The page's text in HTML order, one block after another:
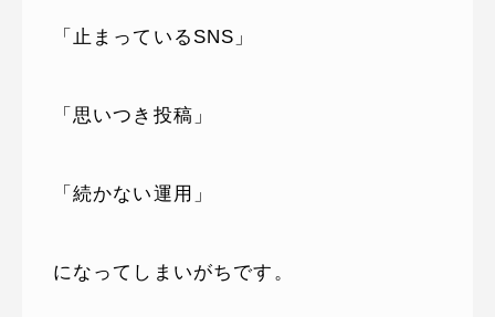
「止まっているSNS」
「思いつき投稿」
「続かない運用」
になってしまいがちです。